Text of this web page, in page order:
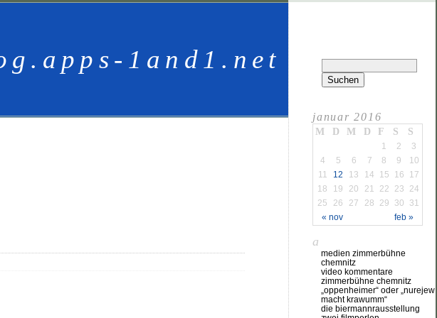
1and1.net
januar 2016
M D M D F S S
« nov feb »
1 2
3
4
5 6 7 8 9
10
11
12 13 14 15 16
17
18
19 20 21 22 23
24
25
26 27 28 29 30 31
a
medien zimmerbühne
chemnitz
video kommentare
zimmerbühne chemnitz
„oppenheimer“ oder „nurejew
macht krawumm“
die biermannrausstellung